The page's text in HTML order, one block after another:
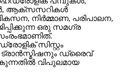
ആക്‌സസറികൾ
നിർമ്മാണ, പരിപാലന,
ഒരു സമഗ്ര
സിസ്റ്റം
ഡ്രൈവ്
വിപുലമായ